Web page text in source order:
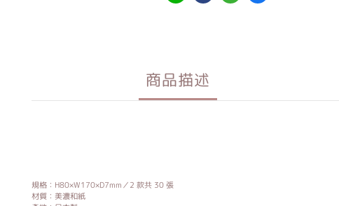
商品描述
規格：H80×W170×D7mm／2 款共 30 張
材質：美濃和紙